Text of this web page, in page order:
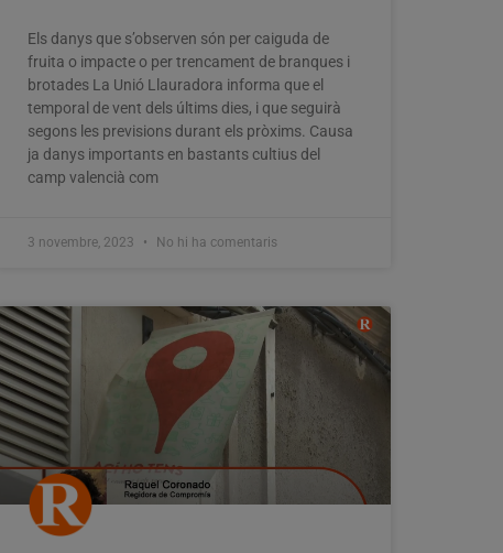
Els danys que s’observen són per caiguda de
fruita o impacte o per trencament de branques i
brotades La Unió Llauradora informa que el
temporal de vent dels últims dies, i que seguirà
segons les previsions durant els pròxims. Causa
ja danys importants en bastants cultius del
camp valencià com
3 novembre, 2023 No hi ha comentaris